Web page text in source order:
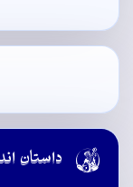
 داستان